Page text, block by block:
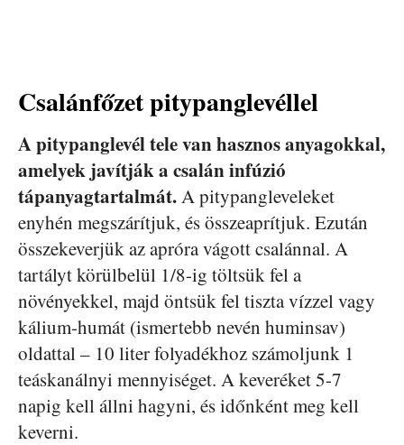
Csalánfőzet pitypanglevéllel
A pitypanglevél tele van hasznos anyagokkal,
amelyek javítják a csalán infúzió
tápanyagtartalmát.A pitypangleveleket
enyhén megszárítjuk, és összeaprítjuk. Ezután
összekeverjük az apróra vágott csalánnal. A
tartályt körülbelül 1/8-ig töltsük fel a
növényekkel, majd öntsük fel tiszta vízzel vagy
kálium-humát (ismertebb nevén huminsav)
oldattal – 10 liter folyadékhoz számoljunk 1
teáskanálnyi mennyiséget. A keveréket 5-7
napig kell állni hagyni, és időnként meg kell
keverni.